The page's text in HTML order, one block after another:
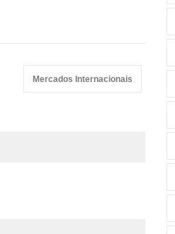
Mercados Internacionais